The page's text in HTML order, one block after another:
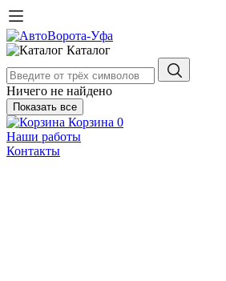
Каталог
Ничего не найдено
Показать все
Корзина 0
Наши работы
Контакты